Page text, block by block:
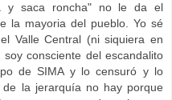
y saca roncha" no le da el
la mayoria del pueblo. Yo sé
Valle Central (ni siquiera en
consciente del escandalito
de SIMA y lo censuró y lo
la jerarquía no hay porque